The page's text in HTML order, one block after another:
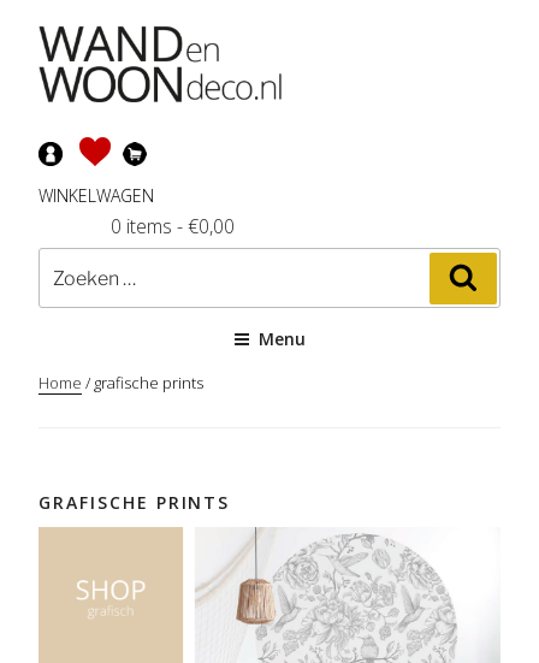
inhoud
WINKELWAGEN
-€0,00
0 items
Zoeken
naar:
Menu
Home / grafische prints
GRAFISCHE PRINTS